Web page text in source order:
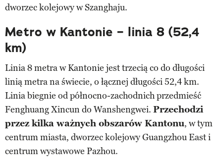
dworzec kolejowy w Szanghaju.
Metro w Kantonie – linia 8 (52,4
km)
Linia 8 metra w Kantonie jest trzecią co do długości
linią metra na świecie, o łącznej długości 52,4 km.
Linia biegnie od północno-zachodnich przedmieść
Fenghuang Xincun do Wanshengwei. Przechodzi
przez kilka ważnych obszarów Kantonu, w tym
centrum miasta, dworzec kolejowy Guangzhou East i
centrum wystawowe Pazhou.